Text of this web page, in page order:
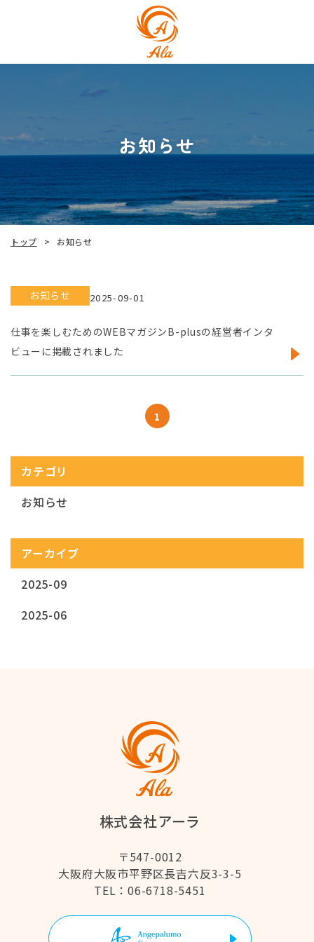
お知らせ
トップ > お知らせ
カテゴリ
お知らせ
アーカイブ
2025-09
2025-06
お知らせ 2025-09-01
仕事を楽しむためのWEBマガジンB-plusの経営者インタ
ビューに掲載されました
1
株式会社アーラ
〒547-0012
大阪府大阪市平野区長吉六反3-3-5
TEL：06-6718-5451